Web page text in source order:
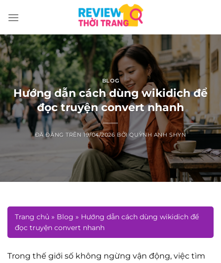
đến
dung
BLOG
Hướng dẫn cách dùng wikidich để
đọc truyện convert nhanh
ĐÃ ĐĂNG TRÊN 19/04/2026 BỞIQUỲNH ANH SHYN
Trang chủ » Blog » Hướng dẫn cách dùng wikidich để
đọc truyện convert nhanh
Trong thế giới số không ngừng vận động, việc tìm